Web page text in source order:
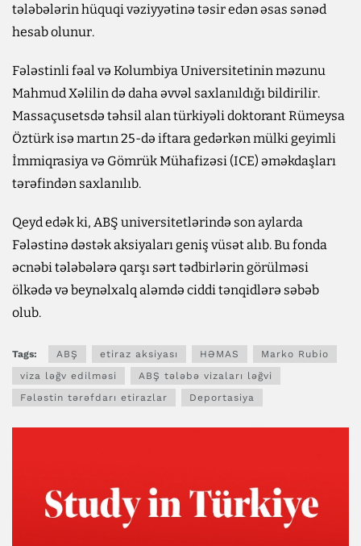
tələbələrin hüquqi vəziyyətinə təsir edən əsas sənəd
hesab olunur.
Fələstinli fəal və Kolumbiya Universitetinin məzunu
Mahmud Xəlilin də daha əvvəl saxlanıldığı bildirilir.
Massaçusetsdə təhsil alan türkiyəli doktorant Rümeysa
Öztürk isə martın 25-də iftara gedərkən mülki geyimli
İmmiqrasiya və Gömrük Mühafizəsi (ICE) əməkdaşları
tərəfindən saxlanılıb.
Qeyd edək ki, ABŞ universitetlərində son aylarda
Fələstinə dəstək aksiyaları geniş vüsət alıb. Bu fonda
əcnəbi tələbələrə qarşı sərt tədbirlərin görülməsi
ölkədə və beynəlxalq aləmdə ciddi tənqidlərə səbəb
olub.
Tags: ABŞ etiraz aksiyası HƏMAS
Marko Rubio
viza ləğv edilməsi
ABŞ tələbə vizaları ləğvi
Fələstin tərəfdarı etirazlar
Deportasiya